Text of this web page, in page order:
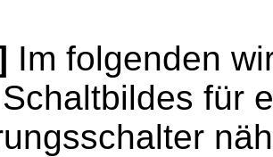
Im folgenden
für